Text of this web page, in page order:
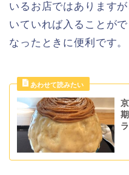
いるお店ではあります
いていれば入ることが
なったときに便利です。